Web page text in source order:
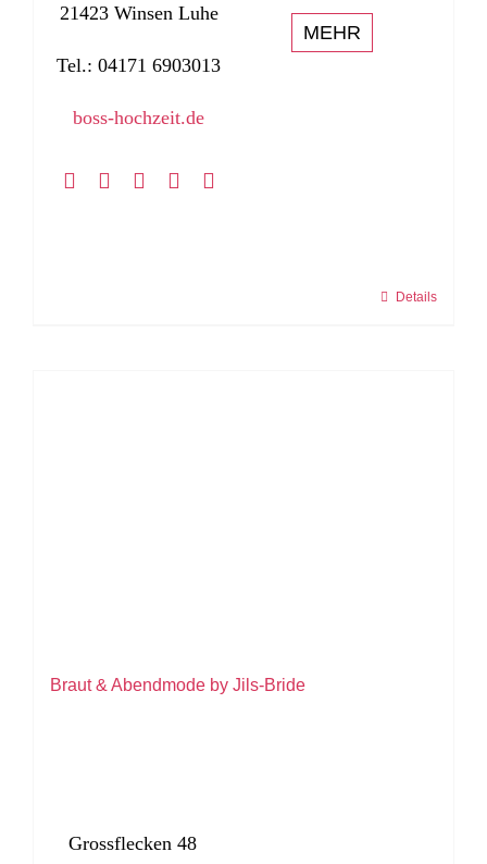
21423 Winsen Luhe
Tel.: 04171 6903013
boss-hochzeit.de
MEHR
Details
Braut & Abendmode by Jils-Bride
Grossflecken 48